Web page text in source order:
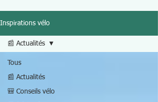
Inspirations vélo
Tous
📰 Actualités
🎒 Conseils vélo
📰 Actualités